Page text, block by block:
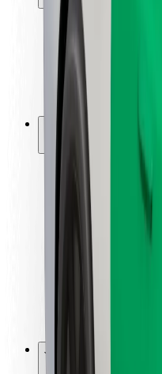
Sijainnit
Kaupunkiratkaisut
Lentokentät
Boltin lataustelineet
Tuki
Matkustajille
Kuljettajille
Ruokaläheteille
Bolt Food
Fleet Ownereille
Ravintoloille
Bolt for Business
Jotain muuta